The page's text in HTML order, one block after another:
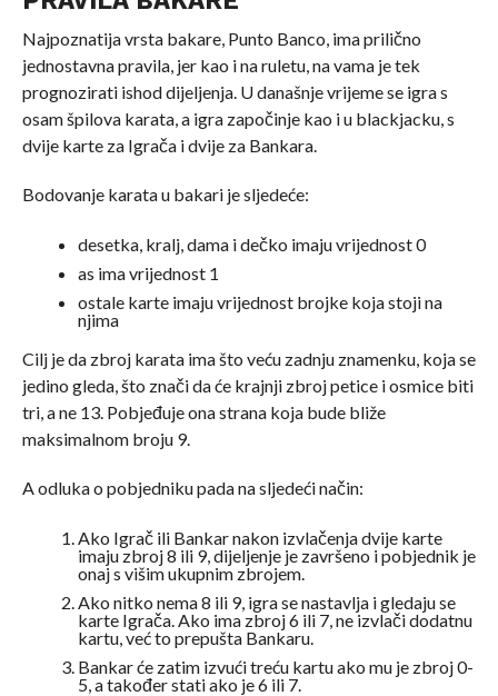
Najpoznatija vrsta bakare, Punto Banco, ima prilično
jednostavna pravila, jer kao i na ruletu, na vama je tek
prognozirati ishod dijeljenja. U današnje vrijeme se igra s
osam špilova karata, a igra započinje kao i u blackjacku, s
dvije karte za Igrača i dvije za Bankara.
Bodovanje karata u bakari je sljedeće:
desetka, kralj, dama i dečko imaju vrijednost 0
as ima vrijednost 1
ostale karte imaju vrijednost brojke koja stoji na
njima
Cilj je da zbroj karata ima što veću zadnju znamenku, koja se
jedino gleda, što znači da će krajnji zbroj petice i osmice biti
tri, a ne 13. Pobjeđuje ona strana koja bude bliže
maksimalnom broju 9.
A odluka o pobjedniku pada na sljedeći način:
Ako Igrač ili Bankar nakon izvlačenja dvije karte
imaju zbroj 8 ili 9, dijeljenje je završeno i pobjednik je
onaj s višim ukupnim zbrojem.
Ako nitko nema 8 ili 9, igra se nastavlja i gledaju se
karte Igrača. Ako ima zbroj 6 ili 7, ne izvlači dodatnu
kartu, već to prepušta Bankaru.
Bankar će zatim izvući treću kartu ako mu je zbroj 0-
5, a također stati ako je 6 ili 7.